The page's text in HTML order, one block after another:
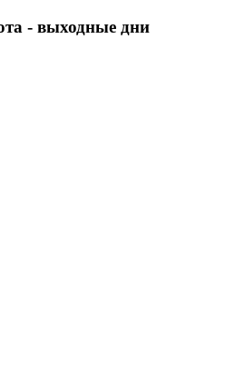
- выходные дни